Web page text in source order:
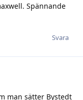
Spännande
Svara
man sätter Bystedt